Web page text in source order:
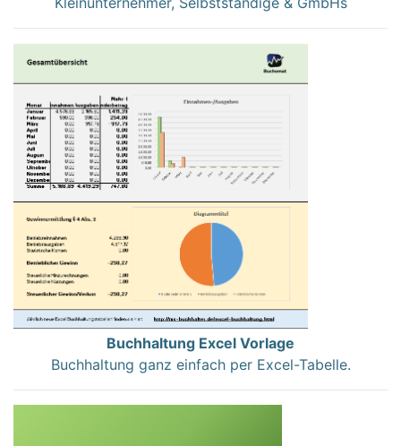
Buchhaltung Excel Vorlage
Buchhaltung ganz einfach per Excel-Tabelle.